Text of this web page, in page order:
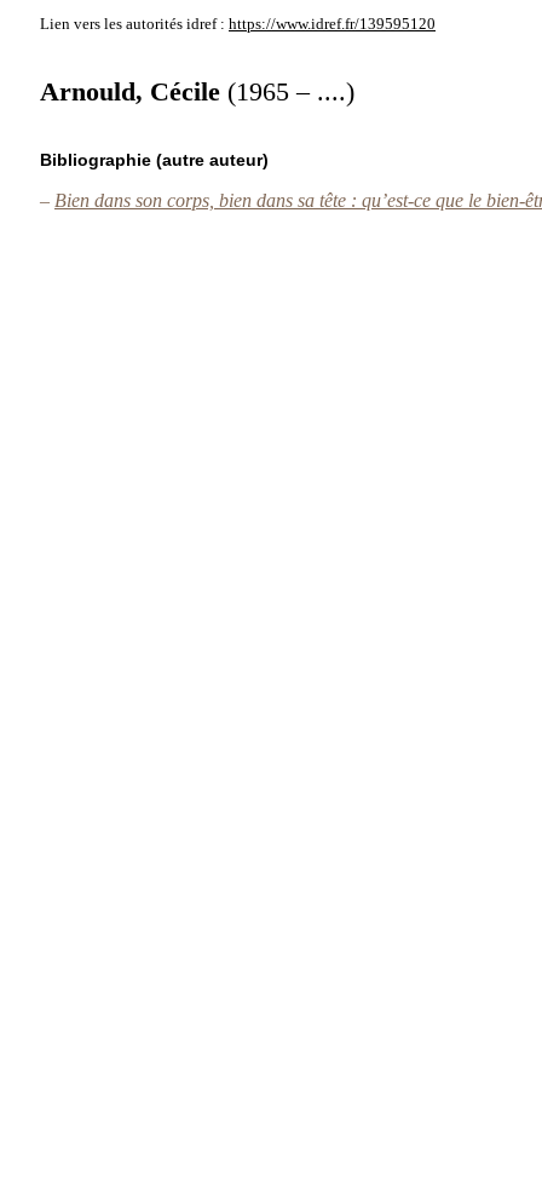
Lien vers les autorités idref : https://www.idref.fr/139595120
Arnould, Cécile (1965 – ....)
Bibliographie (autre auteur)
– Bien dans son corps, bien dans sa tête : qu’est-ce que le bien-